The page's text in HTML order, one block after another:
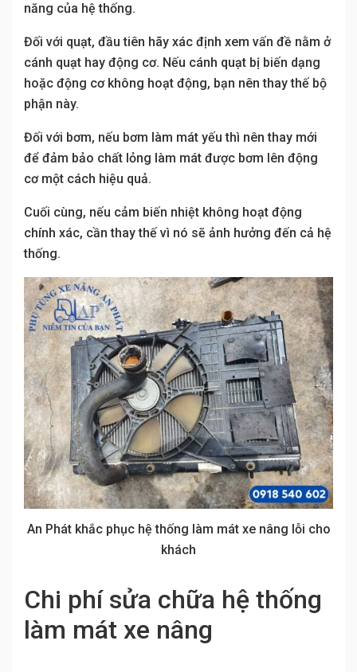
năng của hệ thống.
Đối với quạt, đầu tiên hãy xác định xem vấn đề nằm ở
cánh quạt hay động cơ. Nếu cánh quạt bị biến dạng
hoặc động cơ không hoạt động, bạn nên thay thế bộ
phận này.
Đối với bơm, nếu bơm làm mát yếu thì nên thay mới
để đảm bảo chất lỏng làm mát được bơm lên động
cơ một cách hiệu quả.
Cuối cùng, nếu cảm biến nhiệt không hoạt động
chính xác, cần thay thế vì nó sẽ ảnh hưởng đến cả hệ
thống.
An Phát khắc phục hệ thống làm mát xe nâng lỗi cho
khách
Chi phí sửa chữa hệ thống
làm mát xe nâng